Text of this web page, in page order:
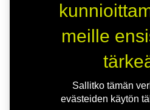
meille
Sallitko tämän
evästeiden käytön